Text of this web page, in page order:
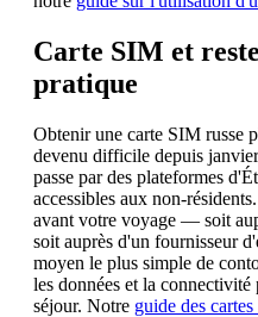
Carte SIM et
pratique
Obtenir une carte SIM russe
devenu difficile depuis
passe par des plateformes
accessibles aux non-
avant votre voyage — soit
soit auprès d'un fournisseur
moyen le plus simple de
les données et la
séjour. Notre guide des